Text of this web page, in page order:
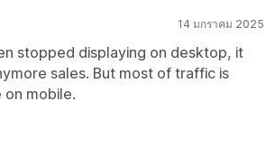
14 มกราคม 2025
stopped displaying on desktop, it
sales. But most of traffic is
on mobile.